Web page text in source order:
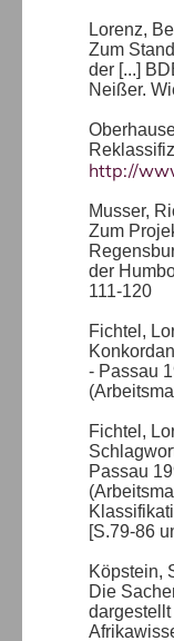
Lorenz,
Zum
der [...]
Neißer.
http://
Musser,
Zum
der
111-120
Fichtel,
- Passau
Fichtel,
Passau
[S.79-86
Köpstein,
Die